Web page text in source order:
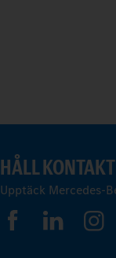
HÅLL
Upptäck Mercedes-